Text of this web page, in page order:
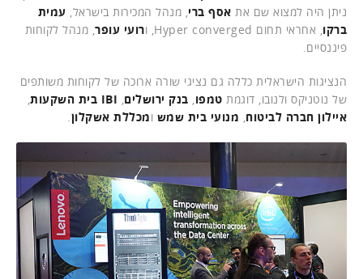
ניתן היה למצוא שם את אסף ברי, מנהל המכירות בישראל, עמית
ברקו, אחראי תחום Hyper converged, ו רועי עופר, מנהל לקוחות
פיננסיים.
הנציגות הישראלית כללה גם נציגי שורה ארוכה של לקוחות משותפים
של נוטניקס ולנובו, דוגמת טמפו, בנק ירושלים, IBI בית השקעות
,
איילון חברה לביטוח, מנועי בית שמש ומכללת אשקלון.